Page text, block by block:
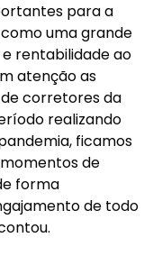
para a
uma grande
rentabilidade ao
atenção as
corretores da
realizando
ficamos
de
forma
de todo